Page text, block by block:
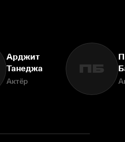
Арджит
Танеджа
Актёр
ПБ